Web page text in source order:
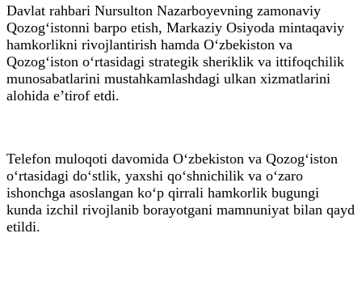
Davlat rahbari Nursulton Nazarboyevning zamonaviy
Qozog‘istonni barpo etish, Markaziy Osiyoda mintaqaviy
hamkorlikni rivojlantirish hamda O‘zbekiston va
Qozog‘iston o‘rtasidagi strategik sheriklik va ittifoqchilik
munosabatlarini mustahkamlashdagi ulkan xizmatlarini
alohida e’tirof etdi.
Telefon muloqoti davomida O‘zbekiston va Qozogʻiston
o‘rtasidagi do‘stlik, yaxshi qo‘shnichilik va o‘zaro
ishonchga asoslangan ko‘p qirrali hamkorlik bugungi
kunda izchil rivojlanib borayotgani mamnuniyat bilan qayd
etildi.